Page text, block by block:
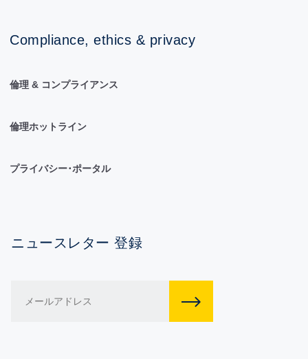
Compliance, ethics & privacy
倫理 & コンプライアンス
倫理ホットライン
プライバシー･ポータル
ニュースレター 登録